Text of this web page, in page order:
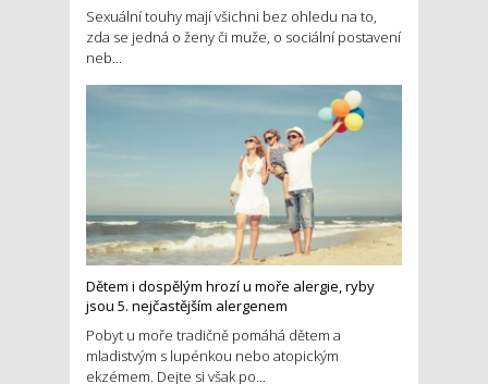
Sexuální touhy mají všichni bez ohledu na to,
zda se jedná o ženy či muže, o sociální postavení
neb...
Dětem i dospělým hrozí u moře alergie, ryby
jsou 5. nejčastějším alergenem
Pobyt u moře tradičně pomáhá dětem a
mladistvým s lupénkou nebo atopickým
ekzémem. Dejte si však po...